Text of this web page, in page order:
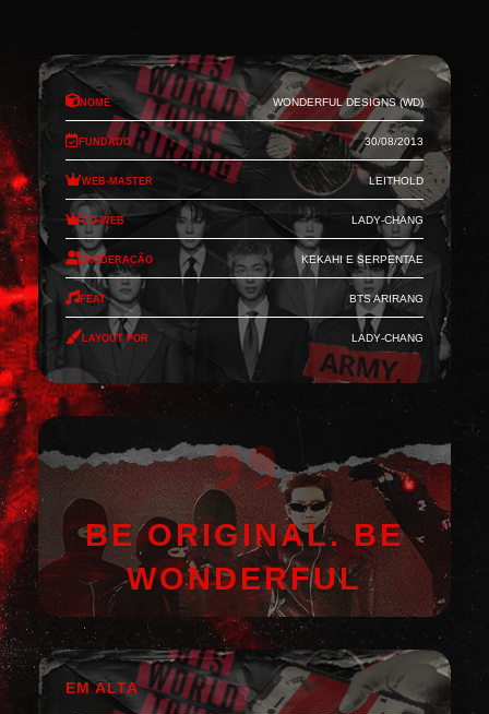
Nome Wonderful Designs (WD)
Fundado 30/08/2013
Web-Master Leithold
Co-Web Lady-Chang
Moderação Kekahi e Serpentae
Feat BTS Arirang
Layout por Lady-Chang
BE ORIGINAL. BE
WONDERFUL
EM ALTA